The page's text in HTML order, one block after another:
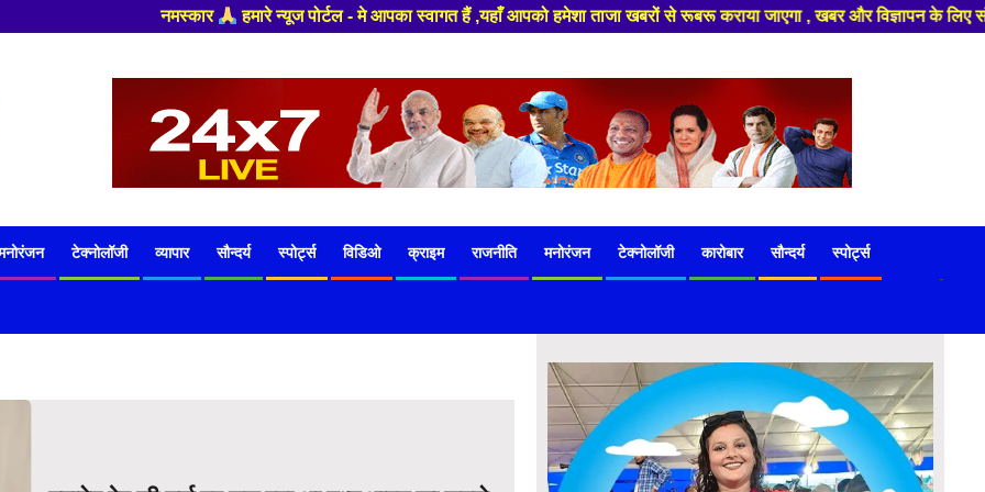
हमारे न्यूज पोर्टल - मे आपका स्वागत हैं ,यहाँ आपको हमेशा ताजा खबरों से रूबरू कराया जाएगा , खबर और विज्ञापन के लिए संपर्क करे +91
टेक्नोलॉजी व्यापार सौन्दर्य स्पोर्ट्स विडिओ क्राइम राजनीति मनोरंजन टेक्नोलॉजी कारोबार सौन्दर्य स्पोर्ट्स
-